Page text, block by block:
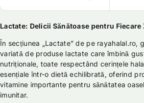
Lactate: Delicii Sănătoase pentru Fiecare
În secțiunea „Lactate” de pe rayahalal.ro,
variată de produse lactate care îmbină
nutriționale, toate respectând cerințele
esențiale într-o dietă echilibrată, oferind
vitamine importante pentru sănătatea
imunitar.